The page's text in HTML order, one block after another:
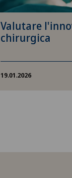
Valutare
chirurgica
19.01.2026